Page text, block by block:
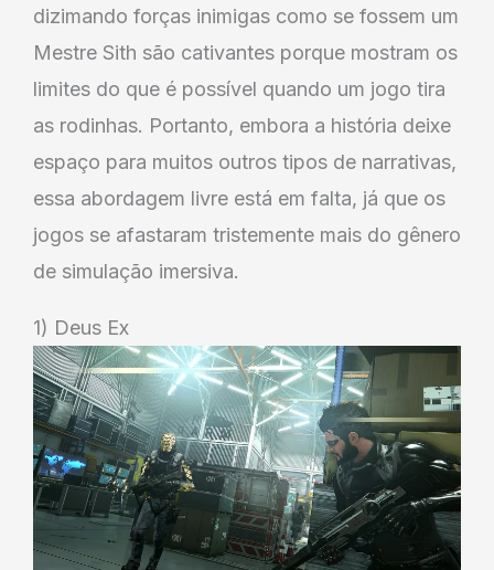
dizimando forças inimigas como se fossem um
Mestre Sith são cativantes porque mostram os
limites do que é possível quando um jogo tira
as rodinhas. Portanto, embora a história deixe
espaço para muitos outros tipos de narrativas,
essa abordagem livre está em falta, já que os
jogos se afastaram tristemente mais do gênero
de simulação imersiva.
1) Deus Ex